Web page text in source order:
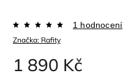
Značka: Rafity
1 hodnocení
1 890 Kč